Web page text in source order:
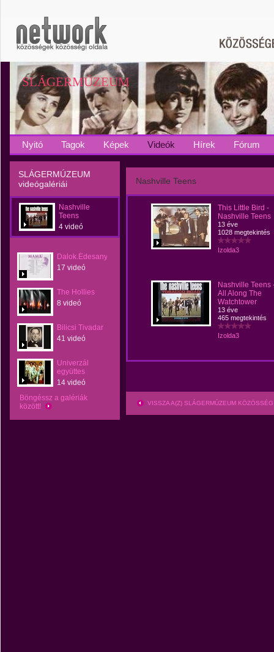
SLÁGERMÚZEUM
Nyitó Tagok Képek Videók Hírek Fórum
SLÁGERMÚZEUM
videógalériái
Nashville
Teens
4 videó
Dalok.Édesanyáknak
17 videó
The Hollies
8 videó
Bilicsi Tivadar
41 videó
Univerzál
együttes
14 videó
Böngéssz a galériák
között!
Nashville Teens
This Little Bird -
Nashville Teens
13 éve
1028 megtekintés
Izolda3
Nashville Teens
All Along The
Watchtower
13 éve
465 megtekintés
Izolda3
VISSZA A(Z) SLÁGERMÚZEUM